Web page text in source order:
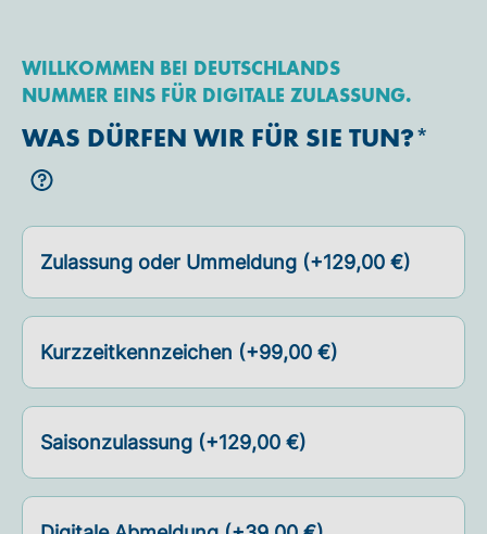
WAS DÜRFEN WIR FÜR SIE TUN?
WILLKOMMEN BEI DEUTSCHLANDS
NUMMER EINS FÜR DIGITALE ZULASSUNG.
Zulassung oder Ummeldung (+129,00 €)
Kurzzeitkennzeichen (+99,00 €)
Saisonzulassung (+129,00 €)